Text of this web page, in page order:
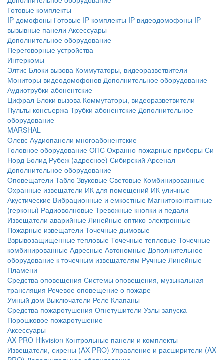
Готовые комплекты
IP домофоны Готовые IP комплекты IP видеодомофоны IP-
вызывные панели Аксессуары
Дополнительное оборудование
Переговорные устройства
Интеркомы
Элтис Блоки вызова Коммутаторы, видеоразветвители
Мониторы видеодомофонов Дополнительное оборудование
Аудиотрубки абонентские
Цифрал Блоки вызова Коммутаторы, видеоразветвители
Пульты консъержа Трубки абонентские Дополнительное
оборудование
MARSHAL
Олевс Аудиопанели многоабонентские
Головное оборудование ОПС Охранно-пожарные приборы Си-
Норд Болид Рубеж (адресное) Сибирский Арсенал
Дополнительное оборудование
Оповещатели Табло Звуковые Световые Комбинированные
Охранные извещатели ИК для помещений ИК уличные
Акустические Вибрационные и емкостные Магнитоконтактные
(герконы) Радиоволновые Тревожные кнопки и педали
Извещатели аварийные Линейные оптико-электронные
Пожарные извещатели Точечные дымовые
Взрывозащищенные тепловые Точечные тепловые Точечные
комбинированные Адресные Автономные Дополнительное
оборудование к точечным извещателям Ручные Линейные
Пламени
Средства оповещения Системы оповещения, музыкальная
трансляция Речевое оповещение о пожаре
Умный дом Выключатели Реле Клапаны
Средства пожаротушения Огнетушители Узлы запуска
Порошковое пожаротушение
Аксессуары
AX PRO Hikvision Контрольные панели и комплекты
Извещатели, сирены (AX PRO) Управление и расширители (AX